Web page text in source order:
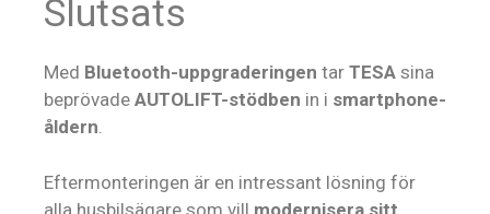
Slutsats
Med Bluetooth-uppgraderingen tar TESA sina
beprövade AUTOLIFT-stödben in i smartphone-
åldern.
Eftermonteringen är en intressant lösning för
alla husbilsägare som vill modernisera sitt